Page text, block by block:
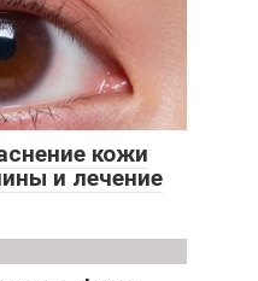
кожи
и лечение